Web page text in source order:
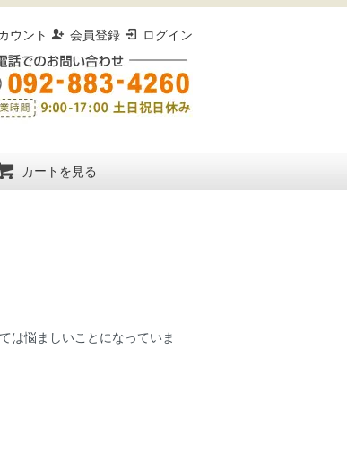
ウント
会員登録 ログイン
カートを見る
は悩ましいことになっていま